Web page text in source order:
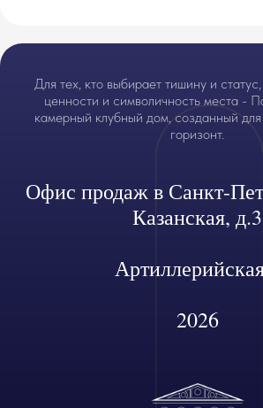
Для тех, кто выбирает тишину и
ценности и символичность места -
камерный клубный дом, созданный
горизонт.
Офис продаж в Санкт-
Казанская, д.3
2026